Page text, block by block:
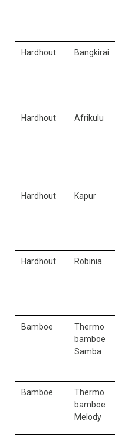
Hardhout Bangkirai
Hardhout Afrikulu
Hardhout Kapur
Hardhout Robinia
Bamboe
Thermo
bamboe
Samba
Bamboe
Thermo
bamboe
Melody